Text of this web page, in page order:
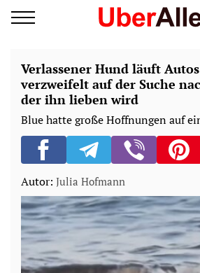
Verlassener Hund läuft
verzweifelt auf der Suche
der ihn lieben wird
Blue hatte große Hoffnungen auf
Autor: Julia Hofmann